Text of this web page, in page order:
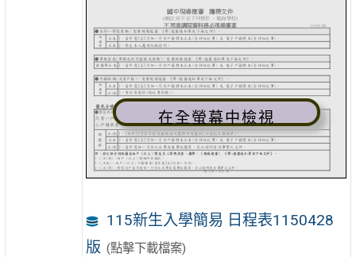
在全螢幕中檢視
115新生入學簡易 日程表1150428
版 (點擊下載檔案)